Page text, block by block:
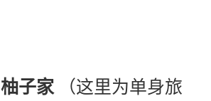
柚子家
（这里为单身旅